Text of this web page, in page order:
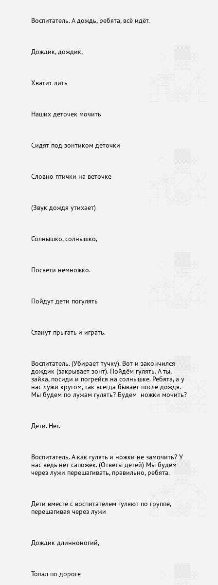
Воспитатель. А дождь, ребята, всё идёт.
Дождик, дождик,
Хватит лить
Наших деточек мочить
Сидят под зонтиком деточки
Словно птички на веточке
(Звук дождя утихает)
Солнышко, солнышко,
Посвети немножко.
Пойдут дети погулять
Станут прыгать и играть.
Воспитатель. (Убирает тучку). Вот и закончился
дождик (закрывает зонт). Пойдём гулять. А ты,
зайка, посиди и погрейся на солнышке. Ребята, а у
нас лужи кругом, так всегда бывает после дождя.
Мы будем по лужам гулять? Будем ножки мочить?
Дети. Нет.
Воспитатель. А как гулять и ножки не замочить? У
нас ведь нет сапожек. (Ответы детей) Мы будем
через лужи перешагивать, правильно, ребята.
Дети вместе с воспитателем гуляют по группе,
перешагивая через лужи
Дождик длинноногий,
Топал по дороге